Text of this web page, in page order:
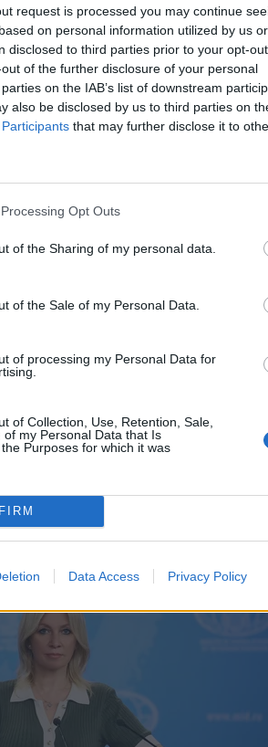
request is processed you may continue
on personal information utilized by us or
disclosed to third parties prior to your opt-
of the further disclosure of your personal
on the IAB’s list of downstream
also be disclosed by us to third parties on
that may further disclose it to
Opt Outs
of the Sharing of my personal data.
of the Sale of my Personal Data.
of processing my Personal Data for
of Collection, Use, Retention, Sale,
of my Personal Data that Is
Purposes for which it was
Data Access Privacy Policy
asfalt w Gliwicach. Straty to
Ostropa 60-letni rolnik ciągnikiem
na świeżo położony asfalt, niszcząc
nowej jezdni. Twierdził, że droga należy